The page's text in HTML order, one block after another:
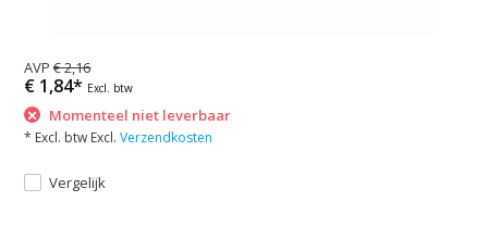
AVP€ 2,16
€ 1,84* Excl. btw
Momenteel niet leverbaar
* Excl. btw Excl.Verzendkosten
Vergelijk